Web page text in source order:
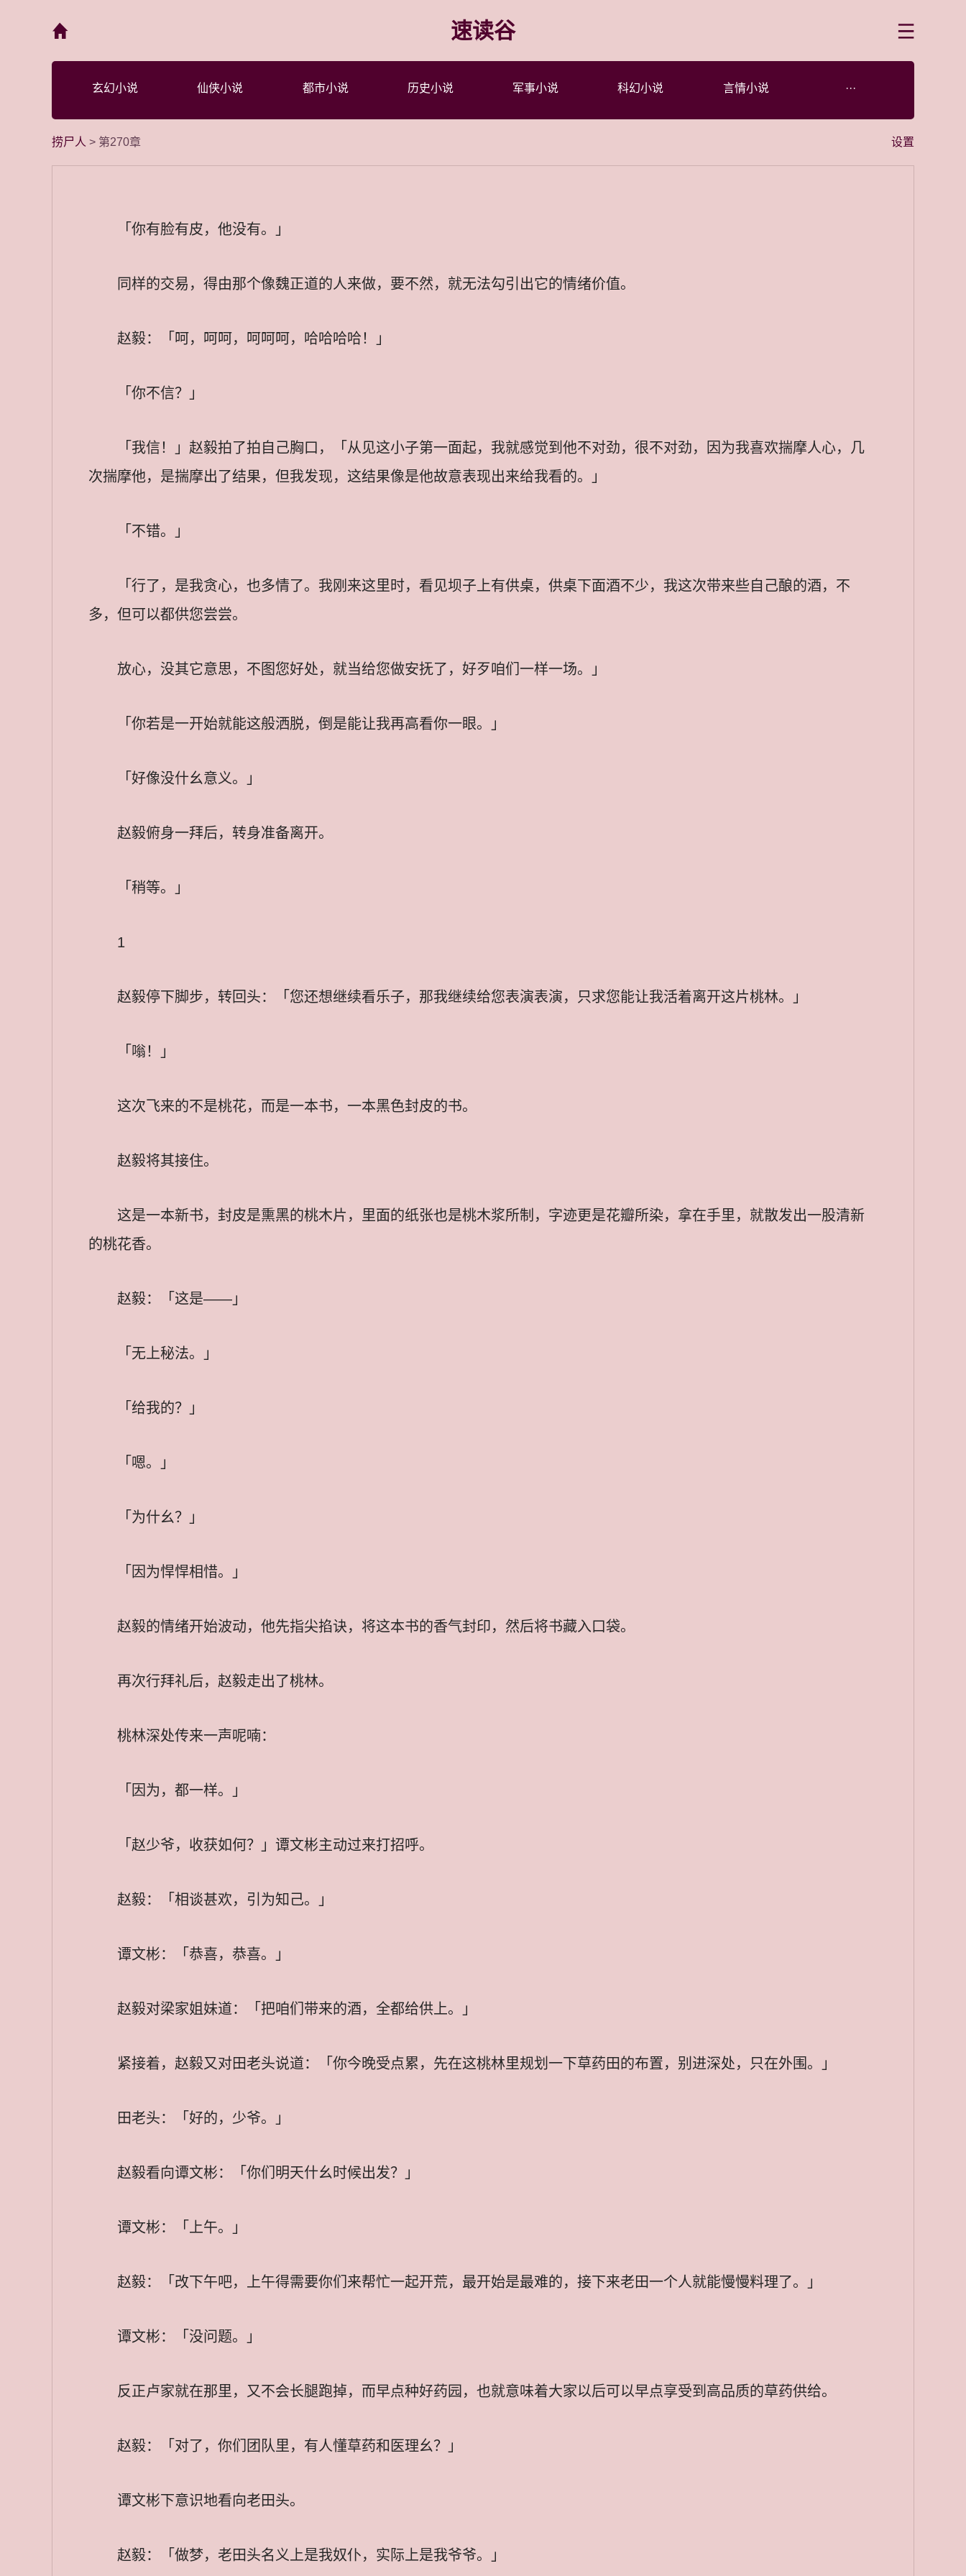
速读谷
玄幻小说 仙侠小说 都市小说 历史小说 军事小说 科幻小说 言情小说 ···
设置
捞尸人 > 第270章
「你有脸有皮，他没有。」
同样的交易，得由那个像魏正道的人来做，要不然，就无法勾引出它的情绪价值。
赵毅：「呵，呵呵，呵呵呵，哈哈哈哈！」
「你不信？」
「我信！」赵毅拍了拍自己胸口，「从见这小子第一面起，我就感觉到他不对劲，很不对劲，因为我喜欢揣摩人心，几
次揣摩他，是揣摩出了结果，但我发现，这结果像是他故意表现出来给我看的。」
「不错。」
「行了，是我贪心，也多情了。我刚来这里时，看见坝子上有供桌，供桌下面酒不少，我这次带来些自己酿的酒，不
多，但可以都供您尝尝。
放心，没其它意思，不图您好处，就当给您做安抚了，好歹咱们一样一场。」
「你若是一开始就能这般洒脱，倒是能让我再高看你一眼。」
「好像没什幺意义。」
赵毅俯身一拜后，转身准备离开。
「稍等。」
1
赵毅停下脚步，转回头：「您还想继续看乐子，那我继续给您表演表演，只求您能让我活着离开这片桃林。」
「嗡！」
这次飞来的不是桃花，而是一本书，一本黑色封皮的书。
赵毅将其接住。
这是一本新书，封皮是熏黑的桃木片，里面的纸张也是桃木浆所制，字迹更是花瓣所染，拿在手里，就散发出一股清新
的桃花香。
赵毅：「这是——」
「无上秘法。」
「给我的？」
「嗯。」
「为什幺？」
「因为悍悍相惜。」
赵毅的情绪开始波动，他先指尖掐诀，将这本书的香气封印，然后将书藏入口袋。
再次行拜礼后，赵毅走出了桃林。
桃林深处传来一声呢喃：
「因为，都一样。」
「赵少爷，收获如何？」谭文彬主动过来打招呼。
赵毅：「相谈甚欢，引为知己。」
谭文彬：「恭喜，恭喜。」
赵毅对梁家姐妹道：「把咱们带来的酒，全都给供上。」
紧接着，赵毅又对田老头说道：「你今晚受点累，先在这桃林里规划一下草药田的布置，别进深处，只在外围。」
田老头：「好的，少爷。」
赵毅看向谭文彬：「你们明天什幺时候出发？」
谭文彬：「上午。」
赵毅：「改下午吧，上午得需要你们来帮忙一起开荒，最开始是最难的，接下来老田一个人就能慢慢料理了。」
谭文彬：「没问题。」
反正卢家就在那里，又不会长腿跑掉，而早点种好药园，也就意味着大家以后可以早点享受到高品质的草药供给。
赵毅：「对了，你们团队里，有人懂草药和医理幺？」
谭文彬下意识地看向老田头。
赵毅：「做梦，老田头名义上是我奴仆，实际上是我爷爷。」